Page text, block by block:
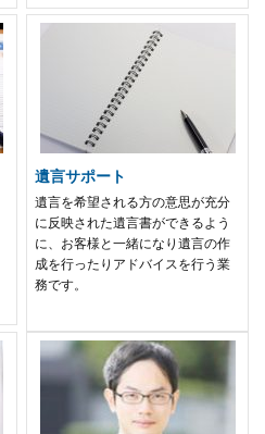
遺言サポート
遺言を希望される方の意思が充分
に反映された遺言書ができるよう
に、お客様と一緒になり遺言の作
成を行ったりアドバイスを行う業
務です。